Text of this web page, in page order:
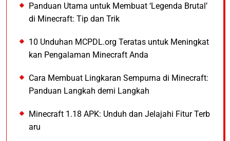
Panduan Utama untuk Membuat ‘Legenda Brutal’
di Minecraft: Tip dan Trik
10 Unduhan MCPDL.org Teratas untuk Meningkat
kan Pengalaman Minecraft Anda
Cara Membuat Lingkaran Sempurna di Minecraft:
Panduan Langkah demi Langkah
Minecraft 1.18 APK: Unduh dan Jelajahi Fitur Terb
aru